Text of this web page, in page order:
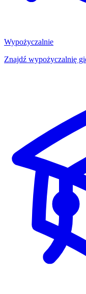
Wypożyczalnie
Znajdź wypożyczalnię